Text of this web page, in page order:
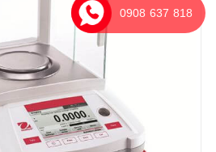
0908 637 818